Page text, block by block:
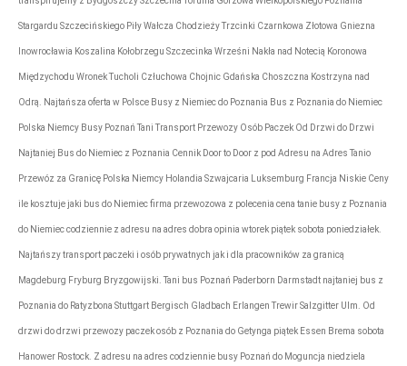
Stargardu Szczecińskiego Piły Wałcza Chodzieży Trzcinki Czarnkowa Złotowa Gniezna
Inowrocławia Koszalina Kołobrzegu Szczecinka Wrześni Nakła nad Notecią Koronowa
Międzychodu Wronek Tucholi Człuchowa Chojnic Gdańska Choszczna Kostrzyna nad
Odrą. Najtańsza oferta w Polsce Busy z Niemiec do Poznania Bus z Poznania do Niemiec
Polska Niemcy Busy Poznań Tani Transport Przewozy Osób Paczek Od Drzwi do Drzwi
Najtaniej Bus do Niemiec z Poznania Cennik Door to Door z pod Adresu na Adres Tanio
Przewóz za Granicę Polska Niemcy Holandia Szwajcaria Luksemburg Francja Niskie Ceny
ile kosztuje jaki bus do Niemiec firma przewozowa z polecenia cena tanie busy z Poznania
do Niemiec codziennie z adresu na adres dobra opinia wtorek piątek sobota poniedziałek.
Najtańszy transport paczeki i osób prywatnych jak i dla pracowników za granicą
Magdeburg Fryburg Bryzgowijski. Tani bus Poznań Paderborn Darmstadt najtaniej bus z
Poznania do Ratyzbona Stuttgart Bergisch Gladbach Erlangen Trewir Salzgitter Ulm. Od
drzwi do drzwi przewozy paczek osób z Poznania do Getynga piątek Essen Brema sobota
Hanower Rostock. Z adresu na adres codziennie busy Poznań do Moguncja niedziela